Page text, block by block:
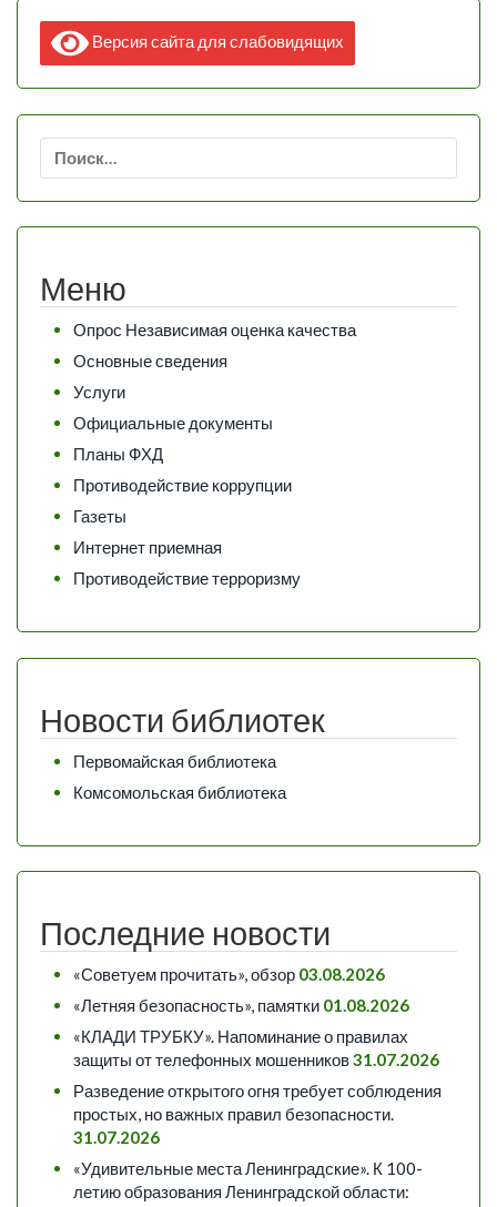
Версия сайта для слабовидящих
Меню
Опрос Независимая оценка качества
Основные сведения
Услуги
Официальные документы
Планы ФХД
Противодействие коррупции
Газеты
Интернет приемная
Противодействие терроризму
Новости библиотек
Первомайская библиотека
Комсомольская библиотека
Последние новости
«Советуем прочитать», обзор 03.08.2026
«Летняя безопасность», памятки 01.08.2026
«КЛАДИ ТРУБКУ». Напоминание о правилах
защиты от телефонных мошенников31.07.2026
Разведение открытого огня требует соблюдения
простых, но важных правил безопасности.
31.07.2026
«Удивительные места Ленинградские». К 100-
летию образования Ленинградской области: